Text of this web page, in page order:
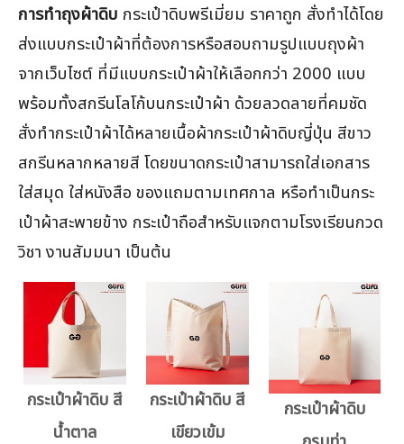
การทำถุงผ้าดิบ กระเป๋าดิบพรีเมี่ยม ราคาถูก สั่งทำได้โดย
ส่งแบบกระเป๋าผ้าที่ต้องการหรือสอบถามรูปแบบถุงผ้า
จากเว็บไซต์ ที่มีแบบกระเป๋าผ้าให้เลือกกว่า 2000 แบบ
พร้อมทั้งสกรีนโลโก้บนกระเป๋าผ้า ด้วยลวดลายที่คมชัด
สั่งทำกระเป๋าผ้าได้หลายเนื้อผ้ากระเป๋าผ้าดิบญี่ปุ่น สีขาว
สกรีนหลากหลายสี โดยขนาดกระเป๋าสามารถใส่เอกสาร
ใส่สมุด ใส่หนังสือ ของแถมตามเทศกาล หรือทำเป็นกระ
เป๋าผ้าสะพายข้าง กระเป๋าถือสำหรับแจกตามโรงเรียนกวด
วิชา งานสัมมนา เป็นต้น
กระเป๋าผ้าดิบ สี
น้ำตาล
กระเป๋าผ้าดิบ สี
เขียวเข้ม
กระเป๋าผ้าดิบ